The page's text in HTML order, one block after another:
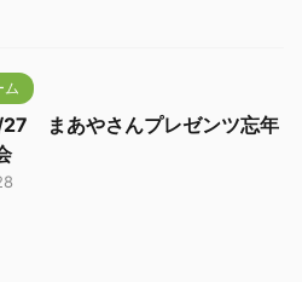
ム
まあやさんプレゼンツ忘年